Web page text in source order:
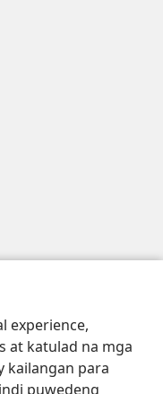
experience,
at katulad na mga
kailangan para
puwedeng